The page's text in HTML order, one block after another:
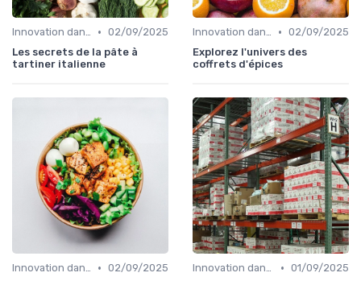
Innovation dans la food • 02/09/2025
Les secrets de la pâte à
tartiner italienne
Innovation dans la food • 02/09/2025
Explorez l'univers des
coffrets d'épices
Innovation dans la food • 02/09/2025
Innovation dans la food • 01/09/2025